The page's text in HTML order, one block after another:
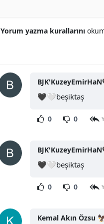
Yorum yazma kurallarını
🖤🤍beşiktaş
0 0
🖤🤍beşiktaş
0 0
Kemal Akın Özsu